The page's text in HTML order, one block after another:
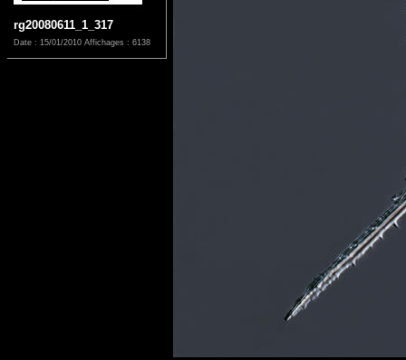
rg20080611_1_317
Date : 15/01/2010 Affichages : 6138